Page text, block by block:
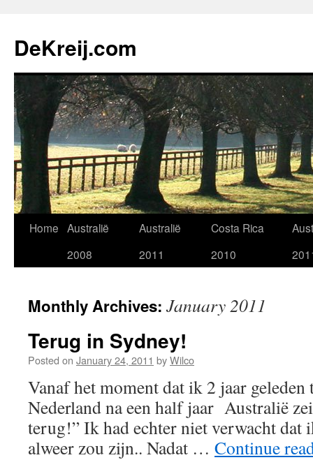
content
DeKreij.com
Home Australië
2008
Australië
2011
Costa Rica
2010
Monthly Archives: January 2011
Terug in Sydney!
Posted on January 24, 2011 byWilco
Vanaf het moment dat ik 2 jaar
Nederland na een half jaar Australië
terug!” Ik had echter niet verwacht dat
alweer zou zijn.. Nadat … Continue